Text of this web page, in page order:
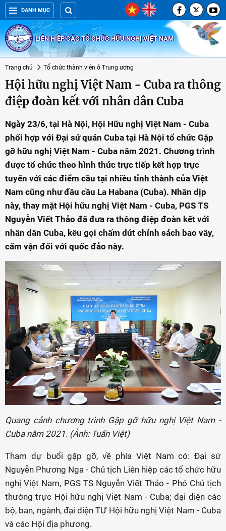
DANH MỤC
LIÊN HIỆP CÁC TỔ CHỨC HỮU NGHỊ VIỆT NAM
Trang chủ Tổ chức thành viên ở Trung ương
Hội hữu nghị Việt Nam - Cuba ra thông
điệp đoàn kết với nhân dân Cuba
Ngày 23/6, tại Hà Nội, Hội Hữu nghị Việt Nam - Cuba
phối hợp với Đại sứ quán Cuba tại Hà Nội tổ chức Gặp
gỡ hữu nghị Việt Nam - Cuba năm 2021. Chương trình
được tổ chức theo hình thức trực tiếp kết hợp trực
tuyến với các điểm cầu tại nhiều tỉnh thành của Việt
Nam cũng như đầu cầu La Habana (Cuba). Nhân dịp
này, thay mặt Hội hữu nghị Việt Nam - Cuba, PGS TS
Nguyễn Viết Thảo đã đưa ra thông điệp đoàn kết với
nhân dân Cuba, kêu gọi chấm dứt chính sách bao vây,
cấm vận đối với quốc đảo này.
Quang cảnh chương trình Gặp gỡ hữu nghị Việt Nam -
Cuba năm 2021. (Ảnh: Tuấn Việt)
Tham dự buổi gặp gỡ, về phía Việt Nam có: Đại sứ
Nguyễn Phương Nga - Chủ tịch Liên hiệp các tổ chức hữu
nghị Việt Nam, PGS TS Nguyễn Viết Thảo - Phó Chủ tịch
thường trực Hội hữu nghị Việt Nam - Cuba; đại diện các
bộ, ban, ngành, đại diện TƯ Hội hữu nghị Việt Nam - Cuba
và các Hội địa phương.